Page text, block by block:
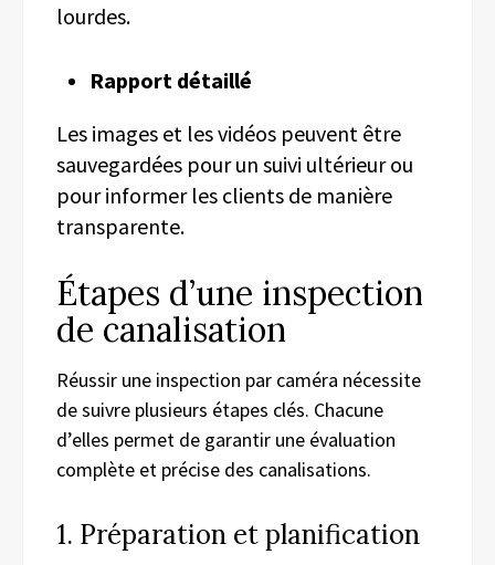
lourdes.
Rapport détaillé
Les images et les vidéos peuvent être
sauvegardées pour un suivi ultérieur ou
pour informer les clients de manière
transparente.
Étapes d’une inspection
de canalisation
Réussir une inspection par caméra nécessite
de suivre plusieurs étapes clés. Chacune
d’elles permet de garantir une évaluation
complète et précise des canalisations.
1. Préparation et planification